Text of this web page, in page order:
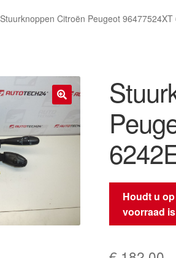
Stuurknoppen Citroën Peugeot 96477524XT
Houdt u
voorraad is